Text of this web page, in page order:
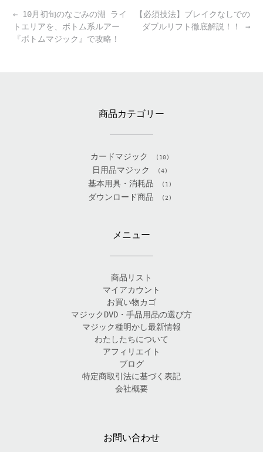
Post
navigation
【必須技法】ブレイクなしでの
ダブルリフト徹底解説！！ →
← 10月初旬のなごみの湖 ライ
トエリアを、ボトム系ルアー
『ボトムマジック』で攻略！
商品カテゴリー
カードマジック (10)
日用品マジック (4)
基本用具・消耗品 (1)
ダウンロード商品 (2)
メニュー
商品リスト
マイアカウント
お買い物カゴ
マジックDVD・手品用品の選び方
マジック種明かし最新情報
わたしたちについて
アフィリエイト
ブログ
特定商取引法に基づく表記
会社概要
お問い合わせ